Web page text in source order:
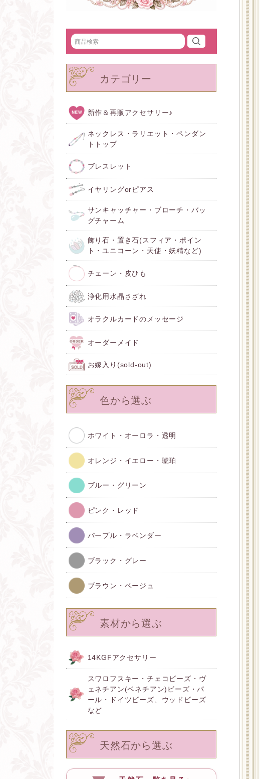
カテゴリー
新作＆再販アクセサリー♪
ネックレス・ラリエット・ペンダン
トトップ
ブレスレット
イヤリングorピアス
サンキャッチャー・ブローチ・バッ
グチャーム
飾り石・置き石(スフィア・ポイン
ト・ユニコーン・天使・妖精など)
チェーン・皮ひも
浄化用水晶さざれ
オラクルカードのメッセージ
オーダーメイド
お嫁入り(sold-out)
色から選ぶ
ホワイト・オーロラ・透明
オレンジ・イエロー・琥珀
ブルー・グリーン
ピンク・レッド
パープル・ラベンダー
ブラック・グレー
ブラウン・ベージュ
素材から選ぶ
14KGFアクセサリー
スワロフスキー・チェコビーズ・ヴ
ェネチアン(ベネチアン)ビーズ・パ
ール・ドイツビーズ、ウッドビーズ
など
天然石から選ぶ